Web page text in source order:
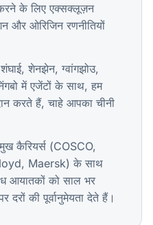
के लिए एक्सक्लूज़न
और ओरिजिन रणनीतियों
शेनझेन, ग्वांगझोउ,
में एजेंटों के साथ, हम
करते हैं, चाहे आपका चीनी
कैरियर्स (COSCO,
Maersk) के साथ
आयातकों को साल भर
दरों की पूर्वानुमेयता देते हैं।